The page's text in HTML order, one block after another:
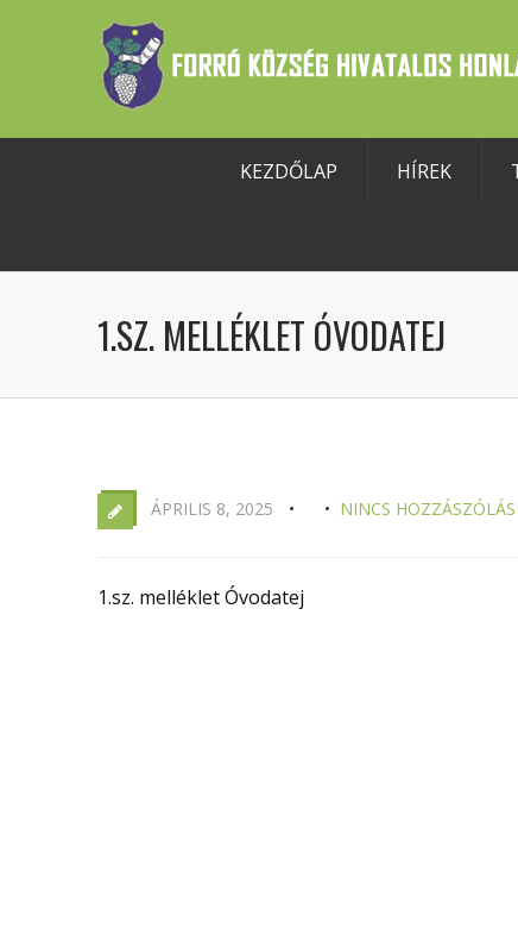
KEZDŐLAP HÍREK
1.SZ. MELLÉKLET ÓVODATEJ
ÁPRILIS 8, 2025 NINCS HOZZÁSZÓLÁS
1.sz. melléklet Óvodatej